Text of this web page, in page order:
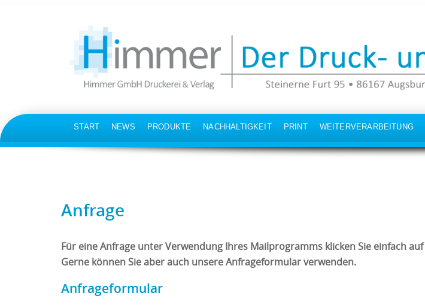
SKIP
CONTENT
START NEWS PRODUKTE NACHHALTIGKEIT PRINT WEITERVERARBEITUNG
Anfrage
Für eine Anfrage unter Verwendung Ihres Mailprogramms klicken Sie einfach auf
Gerne können Sie aber auch unsere Anfrageformular verwenden.
Anfrageformular